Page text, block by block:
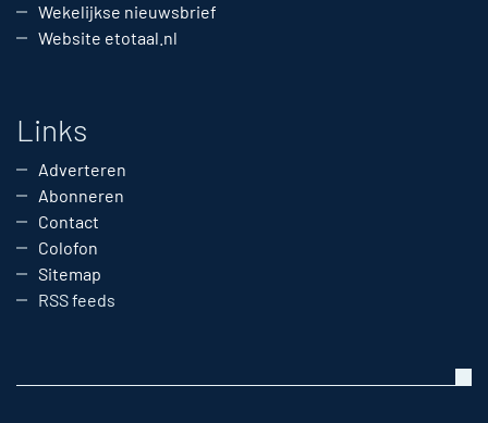
Wekelijkse nieuwsbrief
Website etotaal.nl
Links
Adverteren
Abonneren
Contact
Colofon
Sitemap
RSS feeds